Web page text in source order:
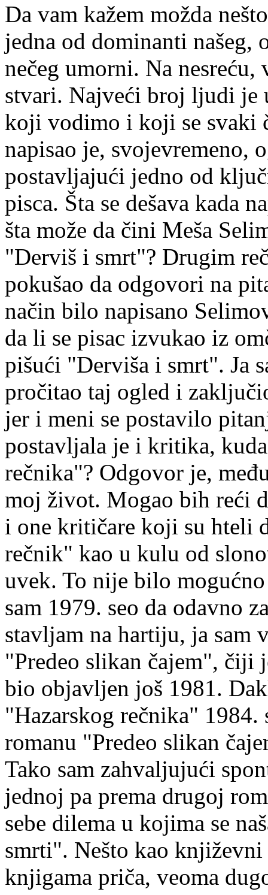
Da vam kažem možda
jedna od dominanti našeg,
nečeg umorni. Na
stvari. Najveći broj ljudi je
koji vodimo i koji se svaki
napisao je, svojevremeno,
postavljajući jedno od
pisca. Šta se dešava kada
šta može da čini Meša
"Derviš i smrt"? Drugim
pokušao da odgovori na
način bilo napisano
da li se pisac izvukao iz
pišući "Derviša i smrt". Ja
pročitao taj ogled i
jer i meni se postavilo
postavljala je i kritika,
rečnika"? Odgovor je,
moj život. Mogao bih reći
i one kritičare koji su hteli
rečnik" kao u kulu od
uvek. To nije bilo
sam 1979. seo da odavno
stavljam na hartiju, ja sam
"Predeo slikan čajem",
bio objavljen još 1981.
"Hazarskog rečnika" 1984.
romanu "Predeo slikan
Tako sam zahvaljujući
jednoj pa prema drugoj
sebe dilema u kojima se
smrti". Nešto kao
knjigama priča, veoma